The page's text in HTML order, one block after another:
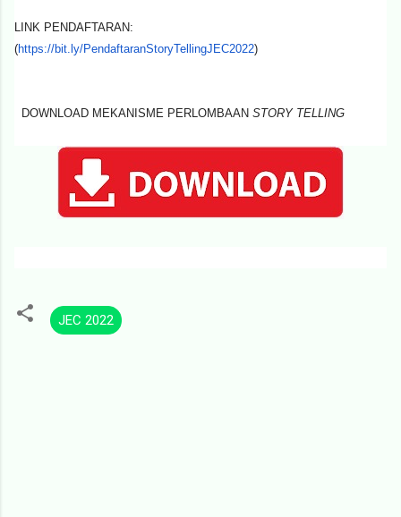
LINK PENDAFTARAN:
(https://bit.ly/PendaftaranStoryTellingJEC2022)
DOWNLOAD MEKANISME PERLOMBAAN STORY TELLING
JEC 2022